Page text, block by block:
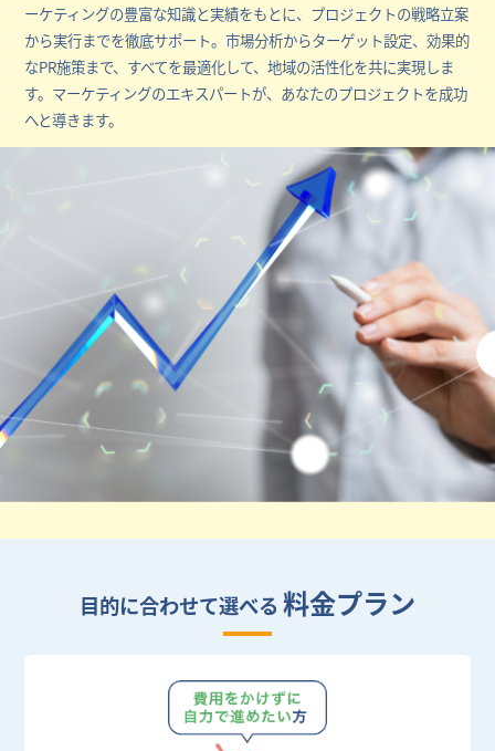
ーケティングの豊富な知識と実績をもとに、プロジェクトの戦略立案
から実行までを徹底サポート。市場分析からターゲット設定、効果的
なPR施策まで、すべてを最適化して、地域の活性化を共に実現しま
す。マーケティングのエキスパートが、あなたのプロジェクトを成功
へと導きます。
目的に合わせて選べる 料金プラン